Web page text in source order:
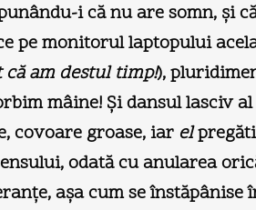
i că nu are somn, şi
pe monitorul laptopului
am destul timp!),
mâine! Şi dansul lasciv al
covoare groase, iar el
odată cu anularea
aşa cum se înstăpânise